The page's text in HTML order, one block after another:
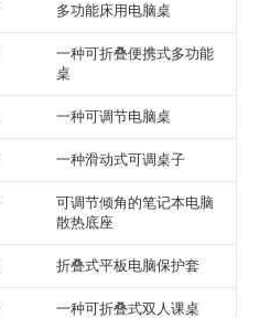
多功能床用电脑桌
一种可折叠便携式多功能
桌
一种可调节电脑桌
一种滑动式可调桌子
可调节倾角的笔记本电脑
散热底座
折叠式平板电脑保护套
一种可折叠式双人课桌